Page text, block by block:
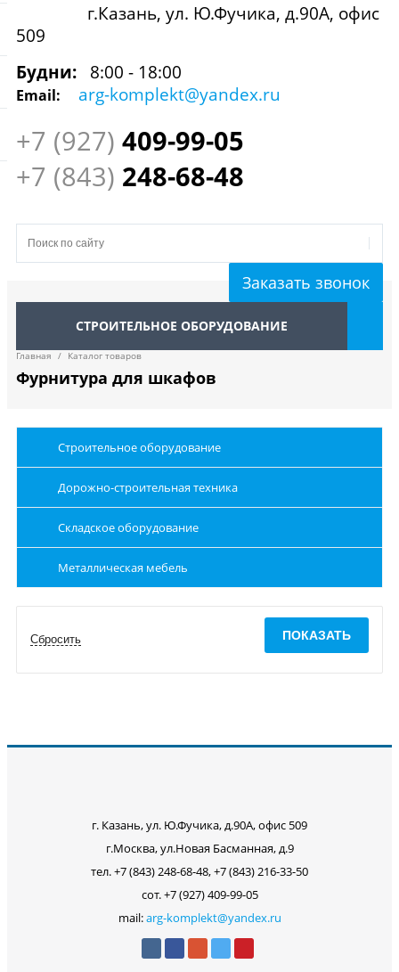
г.Казань, ул. Ю.Фучика, д.90А, офис
509
Будни:
8:00 - 18:00
Email: arg-komplekt@yandex.ru
+7 (927) 409-99-05
+7 (843) 248-68-48
Заказать звонок
СТРОИТЕЛЬНОЕ ОБОРУДОВАНИЕ
Главная / Каталог товаров
Фурнитура для шкафов
Строительное оборудование
Дорожно-строительная техника
Складское оборудование
Металлическая мебель
г. Казань, ул. Ю.Фучика, д.90А, офис 509
г.Москва, ул.Новая Басманная, д.9
тел. +7 (843) 248-68-48, +7 (843) 216-33-50
сот. +7 (927) 409-99-05
mail:arg-komplekt@yandex.ru